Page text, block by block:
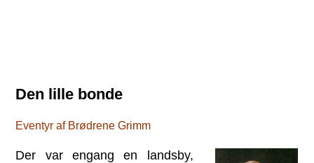
Den lille bonde
Eventyr af Brødrene Grimm
Der var engang en landsby,